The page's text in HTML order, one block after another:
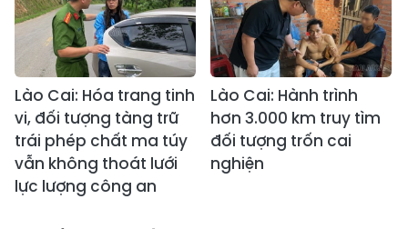
Lào Cai: Hóa trang tinh
vi, đối tượng tàng trữ
trái phép chất ma túy
vẫn không thoát lưới
lực lượng công an
Lào Cai: Hành trình
hơn 3.000 km truy tìm
đối tượng trốn cai
nghiện